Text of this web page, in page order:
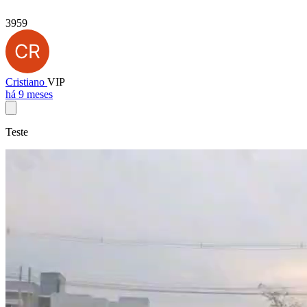
3959
Cristiano VIP
há 9 meses
Teste